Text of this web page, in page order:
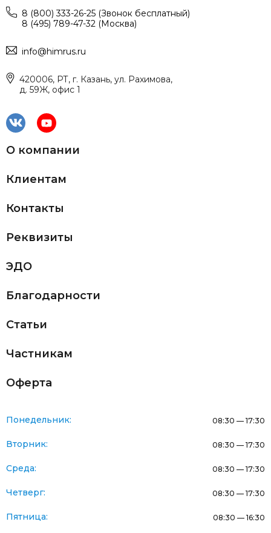
8 (800) 333-26-25 (Звонок бесплатный)
8 (495) 789-47-32 (Москва)
info@himrus.ru
420006, РТ, г. Казань, ул. Рахимова,
д. 59Ж, офис 1
О компании
Клиентам
Контакты
Реквизиты
ЭДО
Благодарности
Статьи
Частникам
Оферта
Понедельник: 08:30 — 17:30
Вторник: 08:30 — 17:30
Среда: 08:30 — 17:30
Четверг: 08:30 — 17:30
Пятница: 08:30 — 16:30